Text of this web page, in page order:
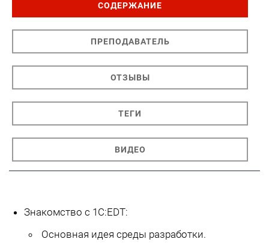
СОДЕРЖАНИЕ
ПРЕПОДАВАТЕЛЬ
ОТЗЫВЫ
ТЕГИ
ВИДЕО
Знакомство с 1С:EDT:
Основная идея среды разработки.